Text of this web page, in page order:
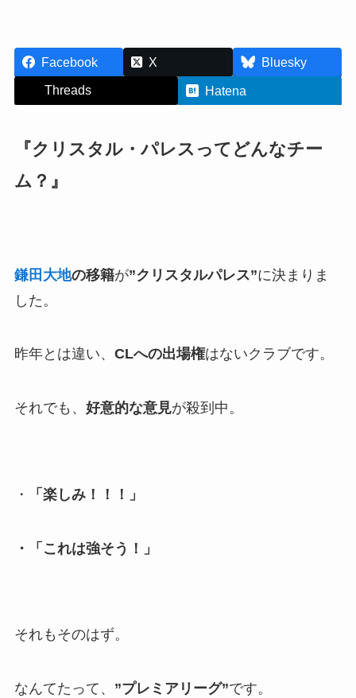
Facebook X
Bluesky
Threads
Hatena
『クリスタル・パレスってどんなチー
ム？』
鎌田大地の移籍が”クリスタルパレス”に決まりま
した。
昨年とは違い、 CLへの出場権はないクラブです。
それでも、 好意的な意見が殺到中。
・ 「楽しみ！！！」
・「これは強そう！」
それもそのはず。
なんてたって、 ”プレミアリーグ”です。